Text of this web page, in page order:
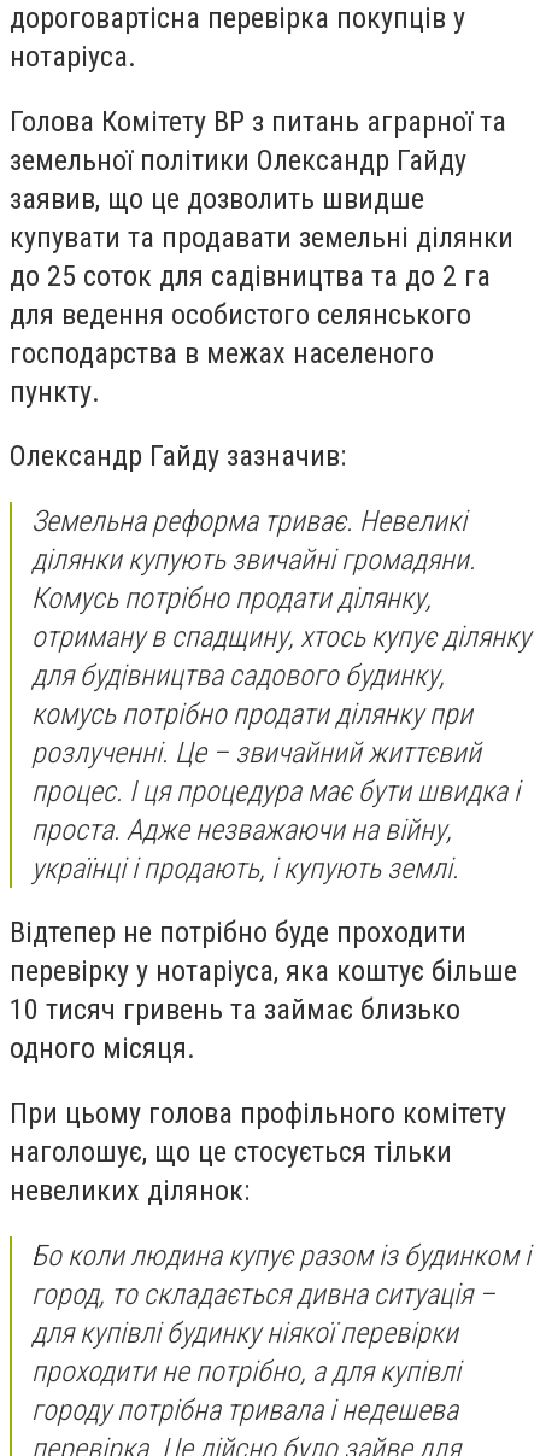
дороговартісна перевірка покупців у
нотаріуса.
Голова Комітету ВР з питань аграрної та
земельної політики Олександр Гайду
заявив, що це дозволить швидше
купувати та продавати земельні ділянки
до 25 соток для садівництва та до 2 га
для ведення особистого селянського
господарства в межах населеного
пункту.
Олександр Гайду зазначив:
Земельна реформа триває. Невеликі
ділянки купують звичайні громадяни.
Комусь потрібно продати ділянку,
отриману в спадщину, хтось купує ділянку
для будівництва садового будинку,
комусь потрібно продати ділянку при
розлученні. Це – звичайний життєвий
процес. І ця процедура має бути швидка і
проста. Адже незважаючи на війну,
українці і продають, і купують землі.
Відтепер не потрібно буде проходити
перевірку у нотаріуса, яка коштує більше
10 тисяч гривень та займає близько
одного місяця.
При цьому голова профільного комітету
наголошує, що це стосується тільки
невеликих ділянок:
Бо коли людина купує разом із будинком і
город, то складається дивна ситуація –
для купівлі будинку ніякої перевірки
проходити не потрібно, а для купівлі
городу потрібна тривала і недешева
перевірка. Це дійсно було зайве для